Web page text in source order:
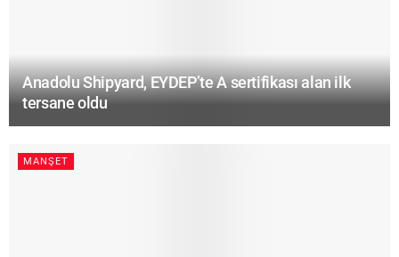
Anadolu Shipyard, EYDEP’te A sertifikası alan ilk
tersane oldu
MANŞET